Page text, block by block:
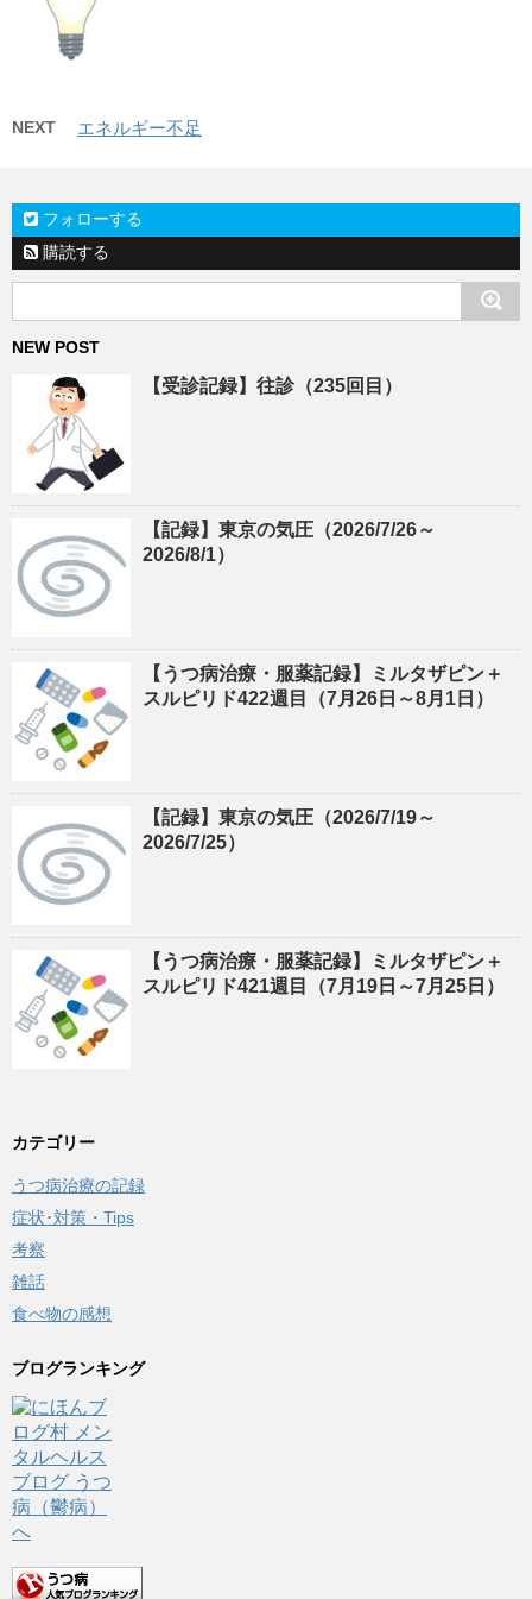
NEXT エネルギー不足
フォローする
購読する
NEW POST
【受診記録】往診（235回目）
【記録】東京の気圧（2026/7/26～
2026/8/1）
【うつ病治療・服薬記録】ミルタザピン＋
スルピリド422週目（7月26日～8月1日）
【記録】東京の気圧（2026/7/19～
2026/7/25）
【うつ病治療・服薬記録】ミルタザピン＋
スルピリド421週目（7月19日～7月25日）
カテゴリー
うつ病治療の記録
症状･対策・Tips
考察
雑話
食べ物の感想
ブログランキング